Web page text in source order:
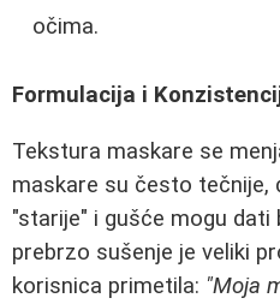
očima.
Formulacija i
Tekstura maskare se
maskare su često tečnije,
"starije" i gušće mogu
prebrzo sušenje je veliki
korisnica primetila: "Moja